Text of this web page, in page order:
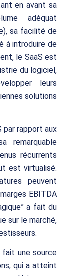
en avant sa
adéquat
sa facilité de
à introduire de
le SaaS est
du logiciel,
leurs
solutions
par rapport aux
remarquable
récurrents
est virtualisé.
peuvent
EBITDA
a fait du
sur le marché,
fait une source
qui a atteint